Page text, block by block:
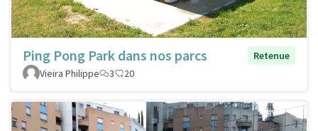
Ping Pong Park dans nos parcs
Retenue
Vieira Philippe
3 20